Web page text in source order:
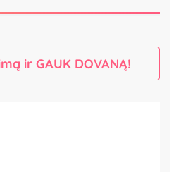
ir GAUK DOVANĄ!